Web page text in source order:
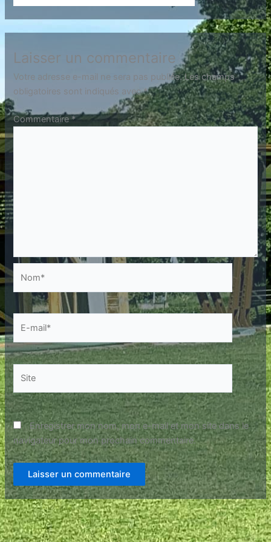
Laisser un commentaire
Votre adresse e-mail ne sera pas publiée. Les champs
obligatoires sont indiqués avec*
Commentaire*
Nom*
E-
mail*
Enregistrer mon nom, mon e-mail et mon site dans le
navigateur pour mon prochain commentaire.